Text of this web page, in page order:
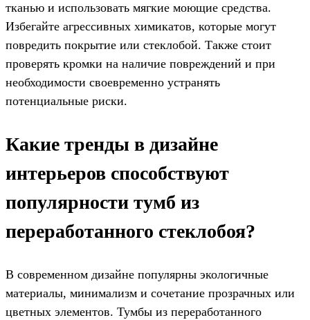
тканью и использовать мягкие моющие средства.
Избегайте агрессивных химикатов, которые могут
повредить покрытие или стеклобой. Также стоит
проверять кромки на наличие повреждений и при
необходимости своевременно устранять
потенциальные риски.
Какие тренды в дизайне
интерьеров способствуют
популярности тумб из
переработанного стеклобоя?
В современном дизайне популярны экологичные
материалы, минимализм и сочетание прозрачных или
цветных элементов. Тумбы из переработанного